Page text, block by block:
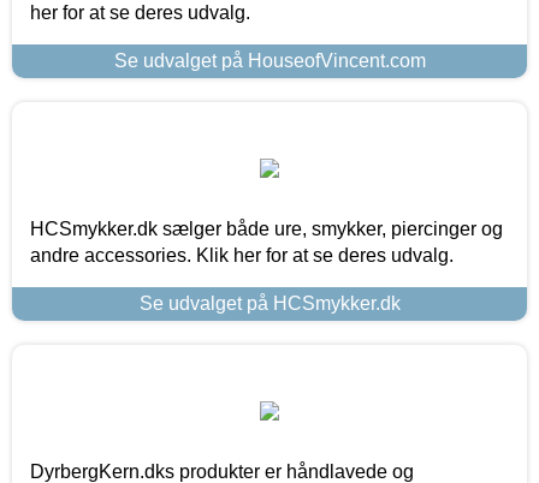
her for at se deres udvalg.
Se udvalget på HouseofVincent.com
HCSmykker.dk sælger både ure, smykker, piercinger og
andre accessories. Klik her for at se deres udvalg.
Se udvalget på HCSmykker.dk
DyrbergKern.dks produkter er håndlavede og